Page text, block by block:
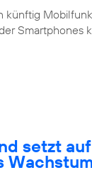
künftig
Smartphones
setzt